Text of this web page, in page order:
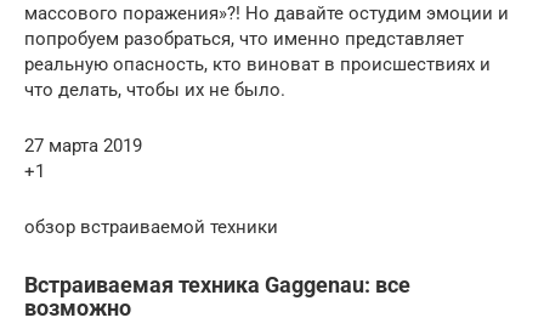
массового поражения»?! Но давайте остудим эмоции и
попробуем разобраться, что именно представляет
реальную опасность, кто виноват в происшествиях и
что делать, чтобы их не было.
27 марта 2019
+1
обзор встраиваемой техники
Встраиваемая техника Gaggenau: все
возможно